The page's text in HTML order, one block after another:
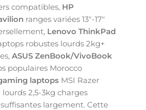
compatibles, HP
ranges variées 13″-17″
Lenovo ThinkPad
robustes lourds 2kg+
ASUS ZenBook/VivoBook
populaires Morocco
laptops MSI Razer
lourds 2,5-3kg charges
largement. Cette